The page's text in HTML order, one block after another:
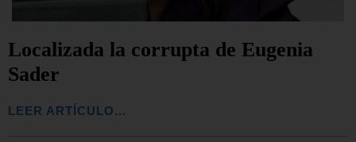
Localizada la corrupta de Eugenia
Sader
LEER ARTÍCULO...